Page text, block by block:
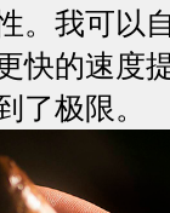
。我可以
快的速度
了极限。